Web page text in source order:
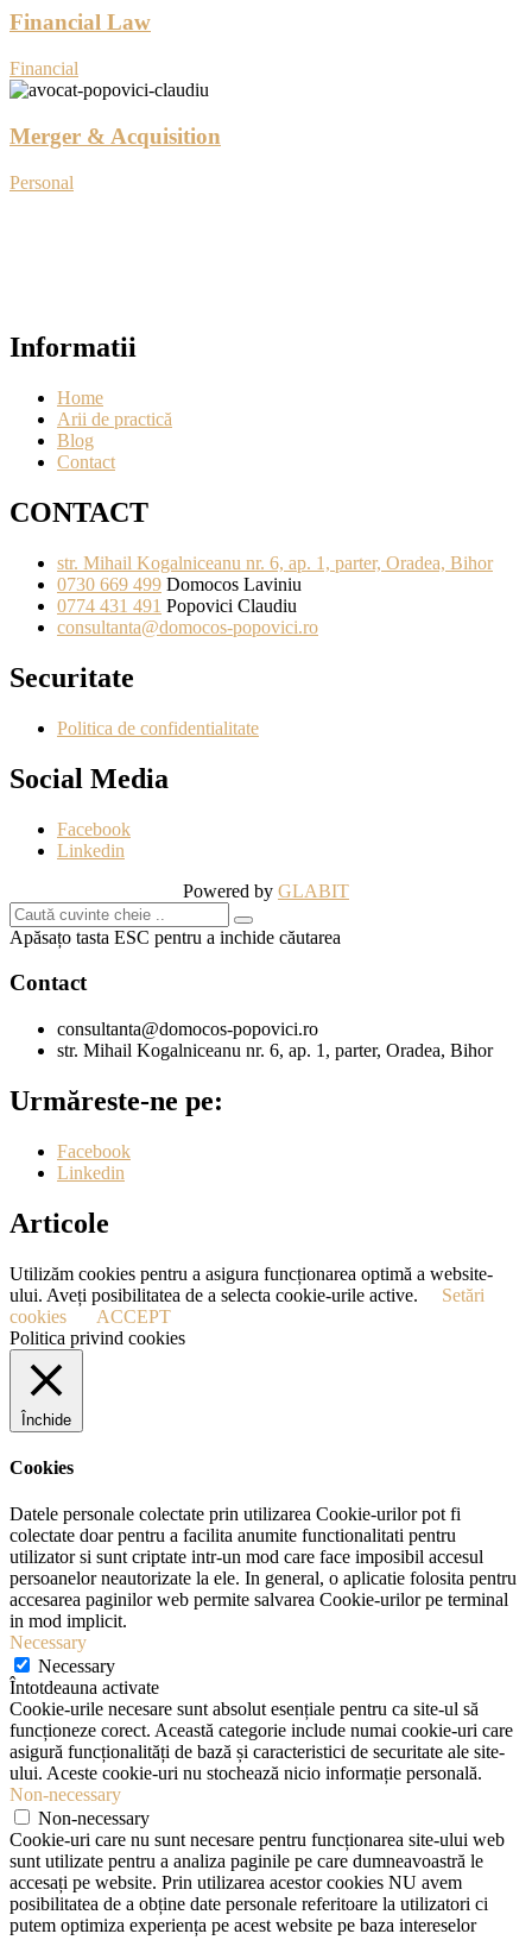
Financial Law
Financial
Merger & Acquisition
Personal
Informatii
Home
Arii de practică
Blog
Contact
CONTACT
str. Mihail Kogalniceanu nr. 6, ap. 1, parter, Oradea, Bihor
0730 669 499 Domocos Laviniu
0774 431 491 Popovici Claudiu
consultanta@domocos-popovici.ro
Securitate
Politica de confidentialitate
Social Media
Facebook
Linkedin
Powered by GLABIT
Apăsațo tasta ESC pentru a inchide căutarea
Contact
consultanta@domocos-popovici.ro
str. Mihail Kogalniceanu nr. 6, ap. 1, parter, Oradea, Bihor
Urmăreste-ne pe:
Facebook
Linkedin
Articole
Utilizăm cookies pentru a asigura funcționarea optimă a website-
ului. Aveți posibilitatea de a selecta cookie-urile active.
Setări
cookies
ACCEPT
Politica privind cookies
Închide
Cookies
Datele personale colectate prin utilizarea Cookie-urilor pot fi
colectate doar pentru a facilita anumite functionalitati pentru
utilizator si sunt criptate intr-un mod care face imposibil accesul
persoanelor neautorizate la ele. In general, o aplicatie folosita pentru
accesarea paginilor web permite salvarea Cookie-urilor pe terminal
in mod implicit.
Necessary
Necessary
Întotdeauna activate
Cookie-urile necesare sunt absolut esențiale pentru ca site-ul să
funcționeze corect. Această categorie include numai cookie-uri care
asigură funcționalități de bază și caracteristici de securitate ale site-
ului. Aceste cookie-uri nu stochează nicio informație personală.
Non-necessary
Non-necessary
Cookie-uri care nu sunt necesare pentru funcționarea site-ului web
sunt utilizate pentru a analiza paginile pe care dumneavoastră le
accesați pe website. Prin utilizarea acestor cookies NU avem
posibilitatea de a obține date personale referitoare la utilizatori ci
putem optimiza experiența pe acest website pe baza intereselor